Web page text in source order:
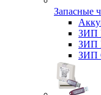
Запасные
ЗИП
ЗИП
ЗИП